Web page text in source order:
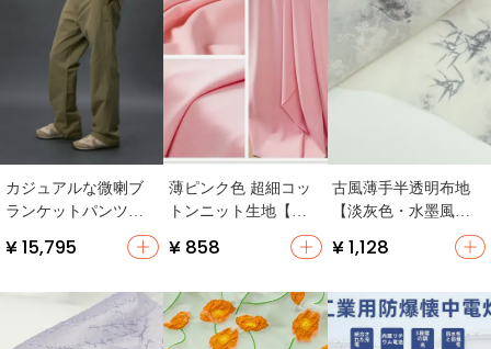
カジュアルな微喇ブ
ランケットパンツ
【着心地抜群・グリ
ーン・ネイビー・軽
¥ 15,795
薄ピンク色 超細コッ
トンニット生地【ポ
リエステル混・四方
向ストレッチ・スカ
¥ 858
古風薄手半透明布地
【淡灰色・水墨風竹
葉柄・化繊テンサル
製・和服用】
¥ 1,128